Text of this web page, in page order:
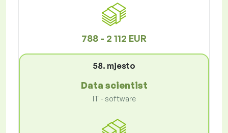
788 - 2 112 EUR
58. mjesto
Data scientist
IT - software